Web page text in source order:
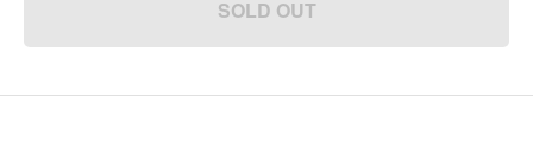
SOLD OUT